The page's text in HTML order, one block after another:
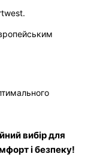
вибір для
і безпеку!